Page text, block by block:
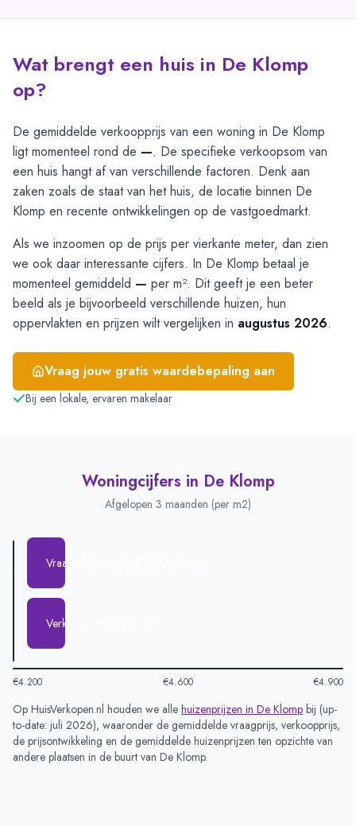
Wat brengt een huis in De Klomp
op?
De gemiddelde verkoopprijs van een woning in De Klomp
ligt momenteel rond de —. De specifieke verkoopsom van
een huis hangt af van verschillende factoren. Denk aan
zaken zoals de staat van het huis, de locatie binnen De
Klomp en recente ontwikkelingen op de vastgoedmarkt.
Als we inzoomen op de prijs per vierkante meter, dan zien
we ook daar interessante cijfers. In De Klomp betaal je
momenteel gemiddeld — per m². Dit geeft je een beter
beeld als je bijvoorbeeld verschillende huizen, hun
oppervlakten en prijzen wilt vergelijken in augustus 2026.
Vraag jouw gratis waardebepaling aan
Bij een lokale, ervaren makelaar
Woningcijfers in De Klomp
Afgelopen 3 maanden (per m2)
Vraagprijs per m2
Verkoopprijs per m2
€4.200 €4.600 €4.900
Op HuisVerkopen.nl houden we alle huizenprijzen in De Klomp bij (up-
to-date: juli 2026), waaronder de gemiddelde vraagprijs, verkoopprijs,
de prijsontwikkeling en de gemiddelde huizenprijzen ten opzichte van
andere plaatsen in de buurt van De Klomp.